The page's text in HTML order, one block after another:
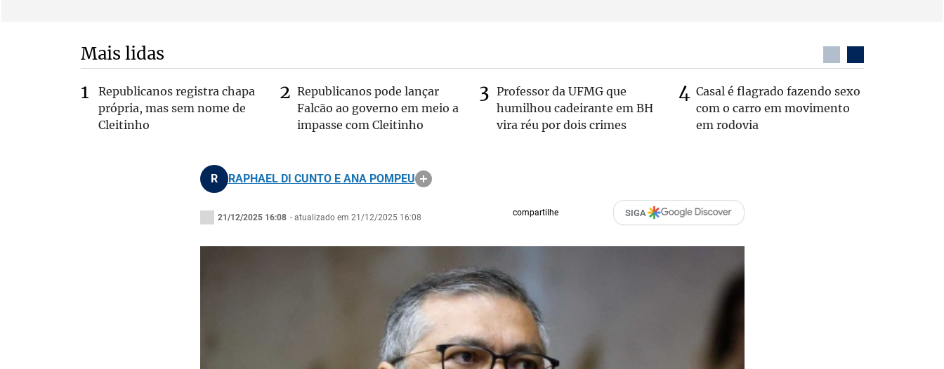
Mais lidas
Republicanos registra chapa
própria, mas sem nome de
Cleitinho
Republicanos pode lançar
Falcão ao governo em meio a
impasse com Cleitinho
Professor da UFMG que
humilhou cadeirante em BH
vira réu por dois crimes
Casal é flagrado fazendo sexo
com o carro em movimento
em rodovia
R RAPHAEL DI CUNTO E ANA POMPEU
21/12/2025 16:08 - atualizado em 21/12/2025 16:08 compartilhe SIGA